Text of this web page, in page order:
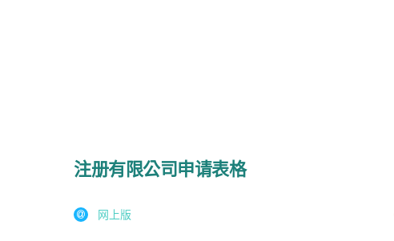
注册有限公司申请表格
网上版